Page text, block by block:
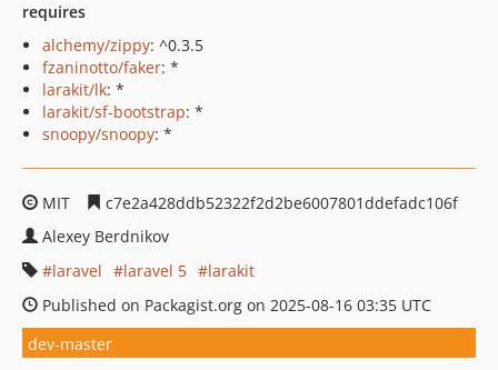
requires
alchemy/zippy: ^0.3.5
fzaninotto/faker: *
larakit/lk: *
larakit/sf-bootstrap: *
snoopy/snoopy: *
MIT
c7e2a428ddb52322f2d2be6007801ddefadc106f
Alexey Berdnikov
laravel
laravel 5
larakit
Published on Packagist.org on 2025-08-16 03:35 UTC
dev-master